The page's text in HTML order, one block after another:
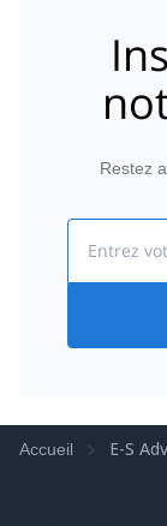
Restez
Accueil E-S